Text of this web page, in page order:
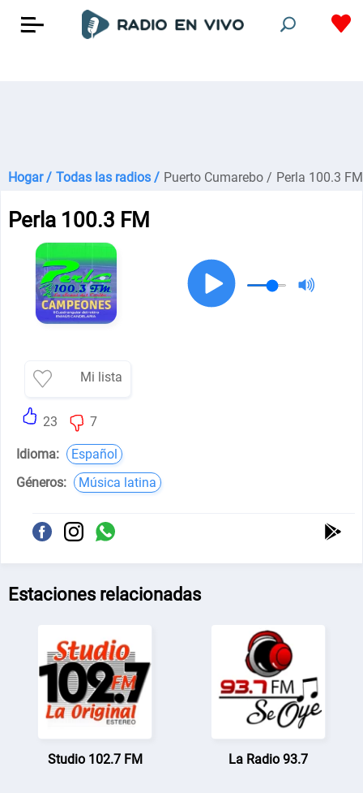
Hogar / Todas las radios / Puerto Cumarebo / Perla 100.3 FM
Perla 100.3 FM
Mi lista
23 7
Idioma:
Español
Géneros:
Música latina
Estaciones relacionadas
Studio 102.7 FM La Radio 93.7